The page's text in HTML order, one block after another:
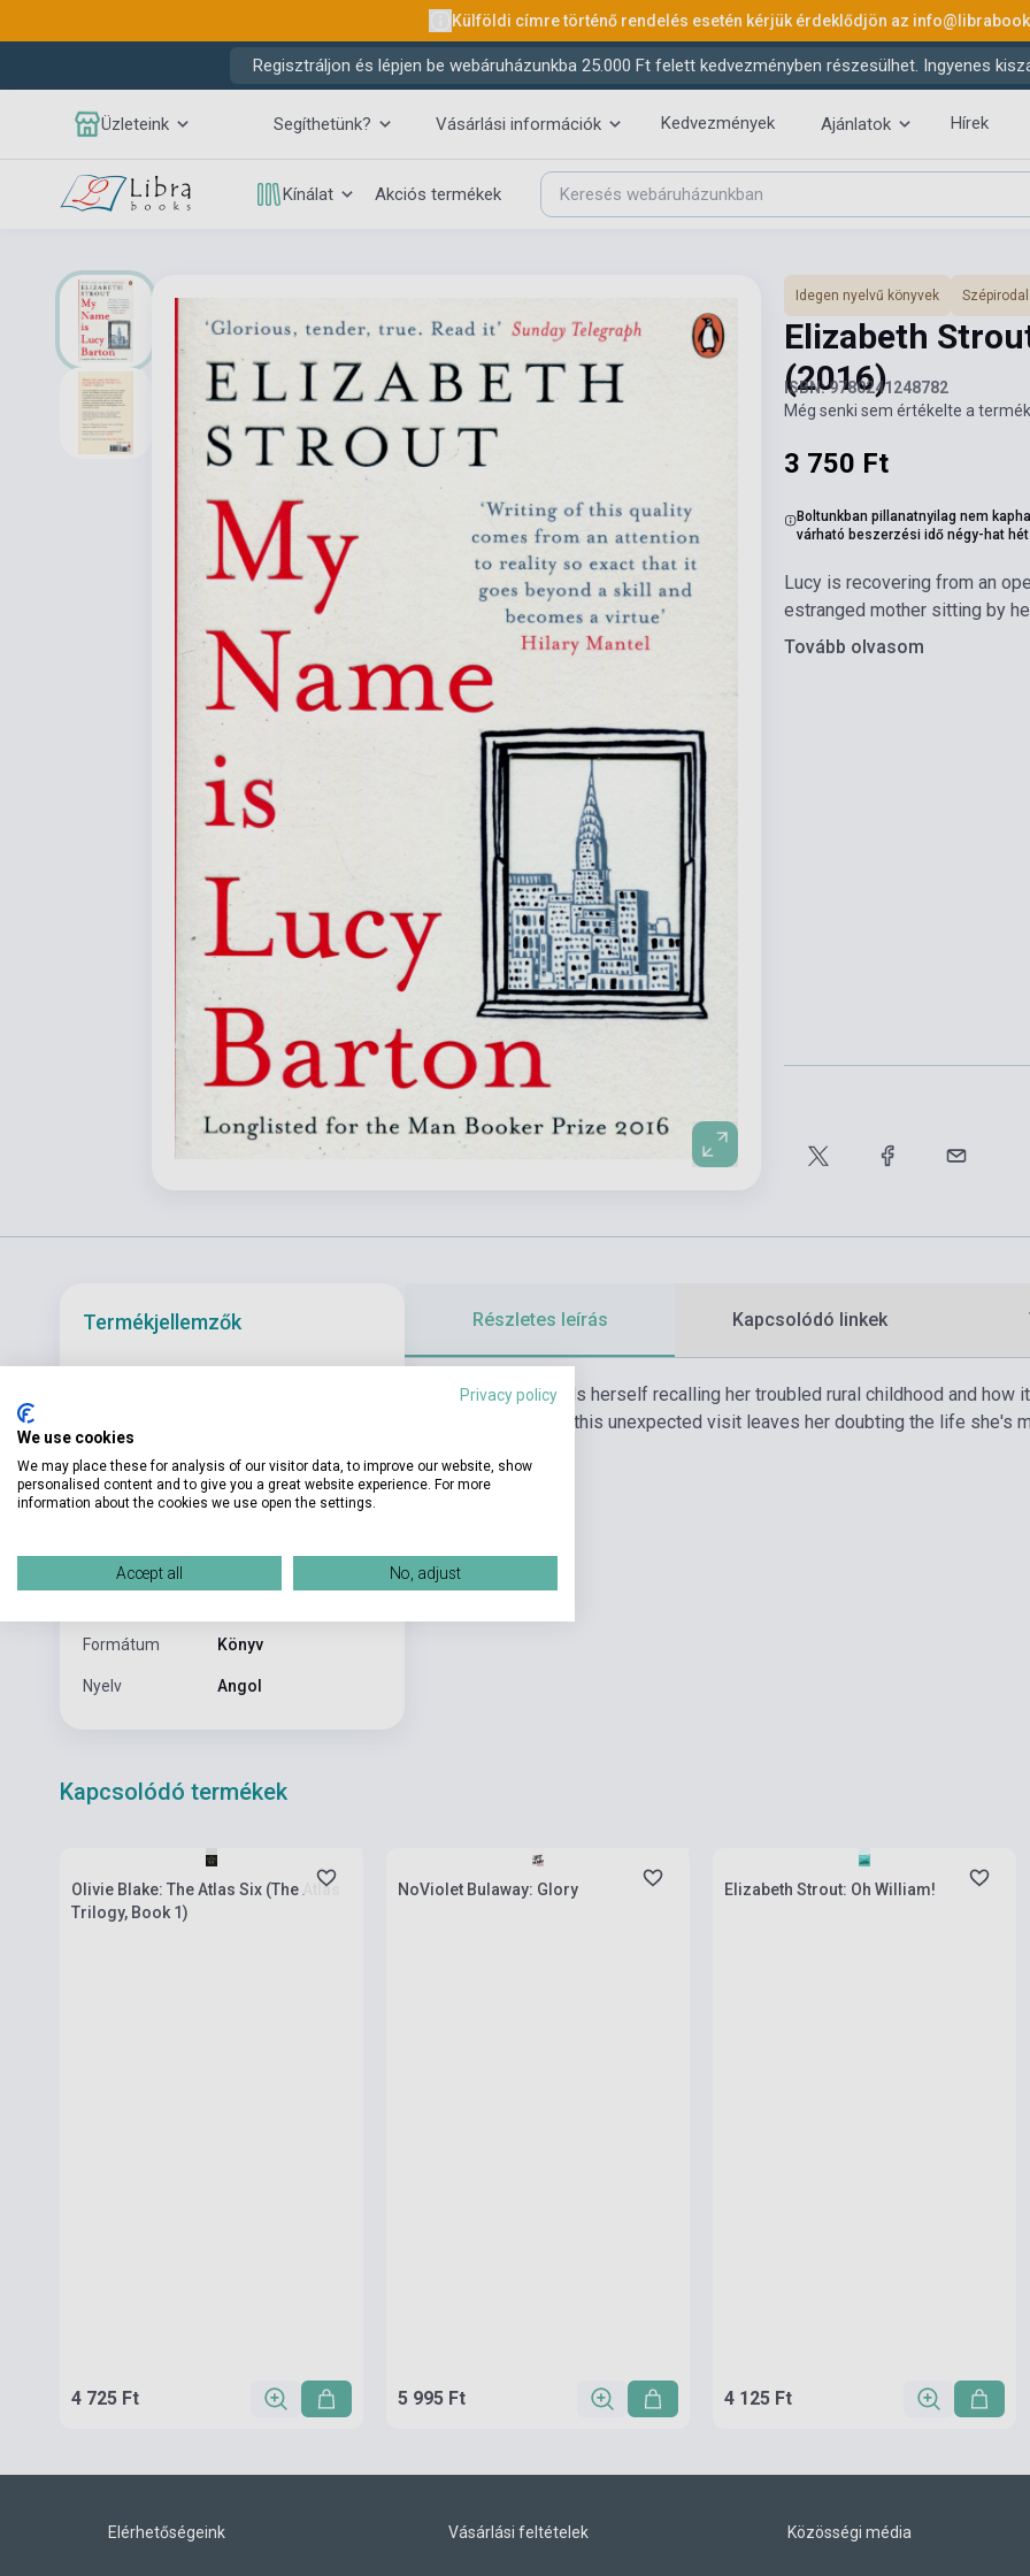
Külföldi címre történő rendelés esetén kérjük érdeklődjön az
Regisztráljon és lépjen be webáruházunkba 25.000 Ft felett kedvezményben részesülhet. Ingyenes
Üzleteink Segíthetünk? Vásárlási információk Kedvezmények Ajánlatok Hírek
Kínálat Akciós termékek
Idegen nyelvű könyvek
Elizabeth
(2016)
ISBN: 9780241248782
Még senki sem értékelte a
3 750 Ft
Boltunkban pillanatnyilag nem
várható beszerzési idő négy-hat hét
Lucy is recovering from an
estranged mother sitting by
Tovább olvasom
Termékjellemzők
Szerző
Oldalszám 208
Kiadó PENGUIN BOOKS
Formátum Könyv
Nyelv Angol
Részletes leírás Kapcsolódó linkek
As they talk Lucy finds herself recalling her troubled rural childhood and
and had children. But this unexpected visit leaves her doubting the life she's
Kapcsolódó termékek
Olivie Blake: The Atlas Six (The Atlas
Trilogy, Book 1)
4 725 Ft
NoViolet Bulaway: Glory
5 995 Ft
Elizabeth Strout: Oh William!
4 125 Ft
Elérhetőségeink Vásárlási feltételek
Közösségi média
Privacy policy
We use cookies
We may place these for analysis of our visitor data, to improve our website, show
personalised content and to give you a great website experience. For more
information about the cookies we use open the settings.
Accept all No, adjust